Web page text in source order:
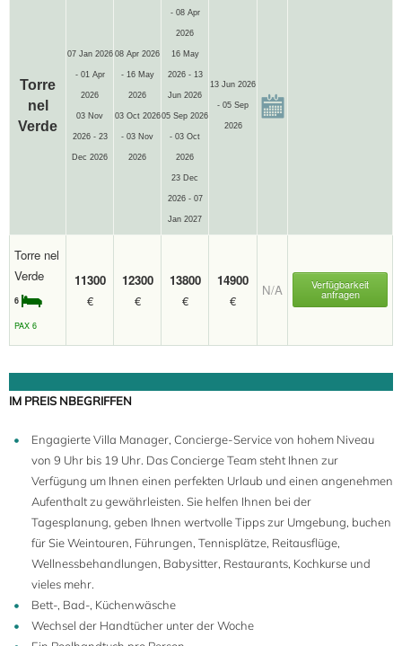
6
Torre
nel
Verde
07 Jan 2026
- 01 Apr
2026
03 Nov
2026 - 23
Dec 2026
08 Apr 2026
- 16 May
2026
03 Oct 2026
- 03 Nov
2026
- 08 Apr
2026
16 May
2026 - 13
Jun 2026
05 Sep 2026
- 03 Oct
2026
23 Dec
2026 - 07
Jan 2027
13 Jun 2026
- 05 Sep
2026
Torre nel
Verde
6
PAX 6
11300
€
12300
€
13800
€
14900
€
N/A Verfügbarkeit
anfragen
IM PREIS NBEGRIFFEN
Engagierte Villa Manager, Concierge-Service von hohem Niveau
von 9 Uhr bis 19 Uhr. Das Concierge Team steht Ihnen zur
Verfügung um Ihnen einen perfekten Urlaub und einen angenehmen
Aufenthalt zu gewährleisten. Sie helfen Ihnen bei der
Tagesplanung, geben Ihnen wertvolle Tipps zur Umgebung, buchen
für Sie Weintouren, Führungen, Tennisplätze, Reitausflüge,
Wellnessbehandlungen, Babysitter, Restaurants, Kochkurse und
vieles mehr.
Bett-, Bad-, Küchenwäsche
Wechsel der Handtücher unter der Woche